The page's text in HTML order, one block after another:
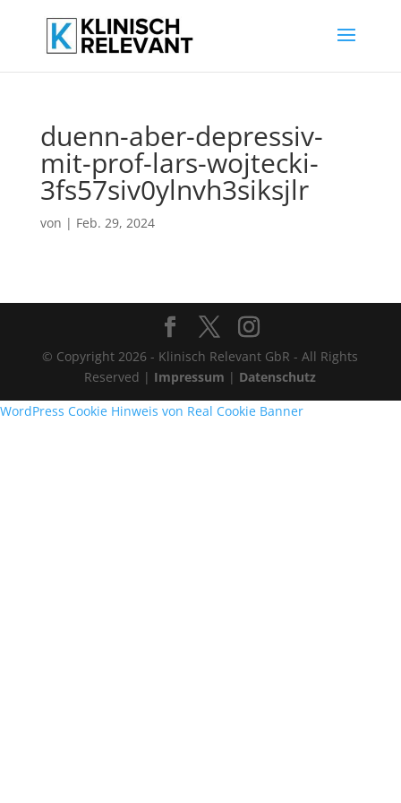
duenn-aber-depressiv-
mit-prof-lars-wojtecki-
3fs57siv0ylnvh3siksjlr
von | Feb. 29, 2024
© Copyright 2026 - Klinisch Relevant GbR - All Rights
Reserved | Impressum | Datenschutz
WordPress Cookie Hinweis von Real Cookie Banner